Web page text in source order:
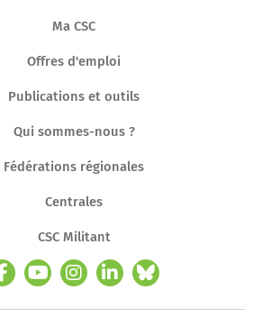
Ma CSC
Offres d'emploi
Publications et outils
Qui sommes-nous ?
Fédérations régionales
Centrales
CSC Militant